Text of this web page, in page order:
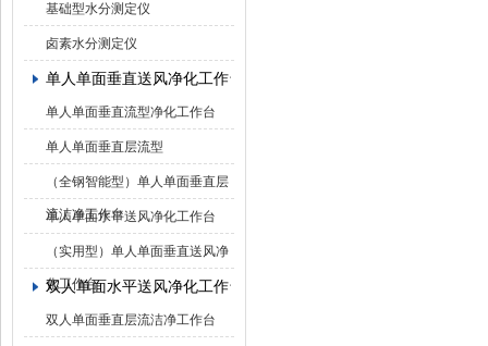
基础型水分测定仪
卤素水分测定仪
单人单面垂直送风净化工作台
单人单面垂直流型净化工作台
单人单面垂直层流型
（全钢智能型）单人单面垂直层
流洁净工作台
单人单面水平送风净化工作台
（实用型）单人单面垂直送风净
化工作台
双人单面水平送风净化工作台
双人单面垂直层流洁净工作台